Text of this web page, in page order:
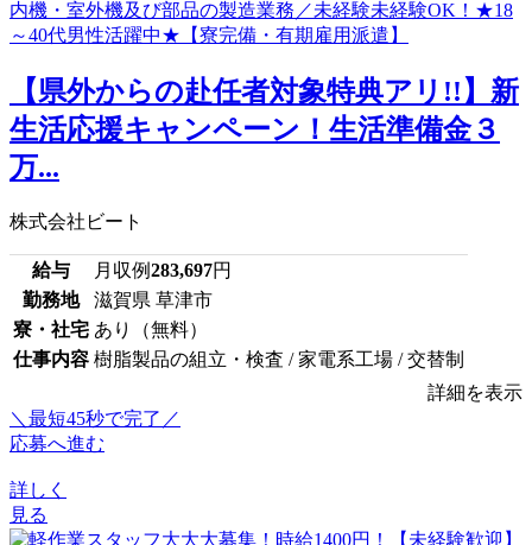
【県外からの赴任者対象特典アリ!!】新
生活応援キャンペーン！生活準備金３
万...
株式会社ビート
給与 月収例283,697円
勤務地
滋賀県 草津市
寮・社宅 あり（無料）
仕事内容 樹脂製品の組立・検査 / 家電系工場 / 交替制
詳細を表示
＼最短45秒で完了／
応募へ進む
詳しく
見る